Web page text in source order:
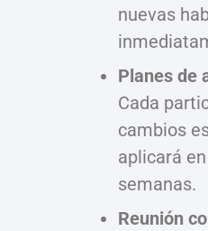
nuevas
Planes de
Cada
cambios
aplicará
semanas.
Reunión